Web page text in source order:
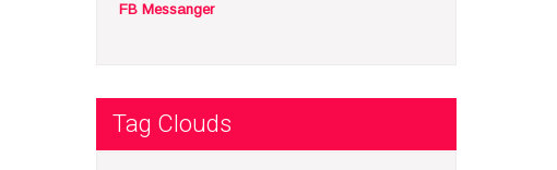
FB Messanger
Tag Clouds